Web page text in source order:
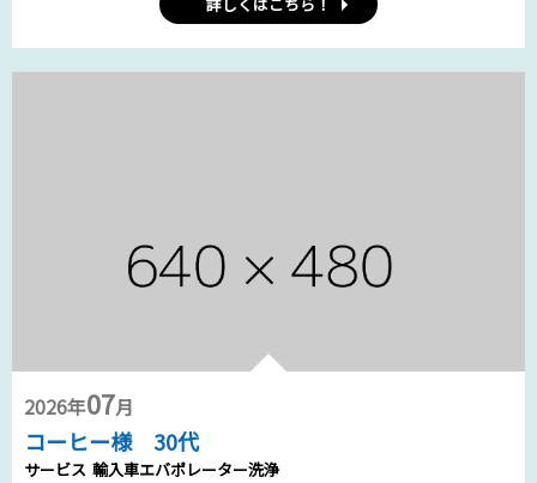
2026年07月
コーヒー様 30代
サービス 輸入車エバポレーター洗浄